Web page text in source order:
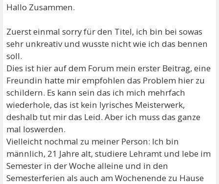
Hallo Zusammen.
Zuerst einmal sorry für den Titel, ich bin bei sowas
sehr unkreativ und wusste nicht wie ich das bennen
soll.
Dies ist hier auf dem Forum mein erster Beitrag, eine
Freundin hatte mir empfohlen das Problem hier zu
schildern. Es kann sein das ich mich mehrfach
wiederhole, das ist kein lyrisches Meisterwerk,
deshalb tut mir das Leid. Aber ich muss das ganze
mal loswerden.
Vielleicht nochmal zu meiner Person: Ich bin
männlich, 21 Jahre alt, studiere Lehramt und lebe im
Semester in der Woche alleine und in den
Semesterferien als auch am Wochenende zu Hause